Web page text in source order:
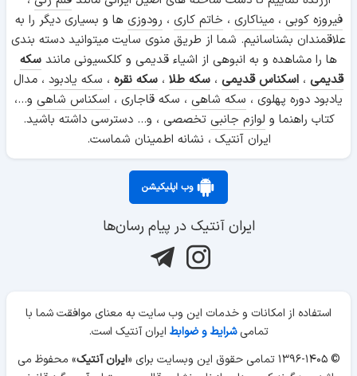
فیروزه کوبی ،میناکاری ، خاتم کاری ، رودوزی ها و بسیاری دیگر را به
علاقمندان بشناسانیم. شما از طریق منوی سایت میتوانید دسته بندی
ها را مشاهده و به انبوهی از اشیاء قدیمی و کلکسیونی مانند سکه
قدیمی ، اسکناس قدیمی ، سکه طلا ، سکه نقره ، سکه یادبود ، مدال
یادبود دوره پهلوی ، سکه شاهی ، سکه قاجاری ، اسکناس شاهی و...،
کتاب راهنما و لوازم جانبی تخصصی ، و... دسترسی داشته باشید.
ایران آنتیک ، نشانه اطمینان شماست.
وب اپلیکیشن
ایران آنتیک در پیام رسان‌ها
استفاده از امکانات و خدمات این وب سایت به معنای موافقت شما با
تمامیشرایط و ضوابط ایران آنتیک است.
© ۱۳۹۶-۱۴۰۵ تمامی حقوق این وبسایت برای «
ایران آنتیک» محفوظ می